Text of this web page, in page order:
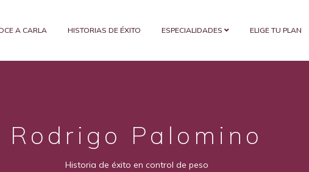
A CARLA HISTORIAS DE ÉXITO ESPECIALIDADES ELIGE TU PLAN
Rodrigo Palomino
Historia de éxito en control de peso